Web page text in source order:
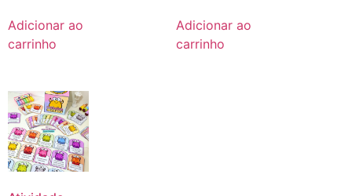
Adicionar ao
carrinho
Adicionar ao
carrinho